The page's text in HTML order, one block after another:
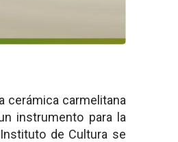
cerámica carmelitana
instrumento para la
de Cultura se